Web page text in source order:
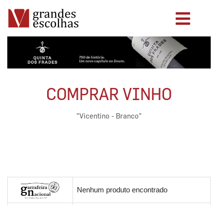
COMPRAR VINHO
"Vicentino - Branco"
Nenhum produto encontrado